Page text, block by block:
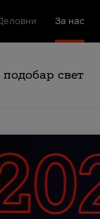
За нас
подобар свет